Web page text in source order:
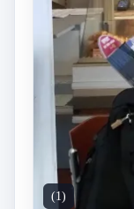
(1)